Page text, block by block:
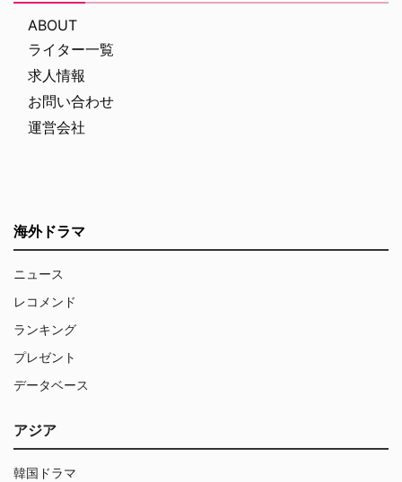
ABOUT
ライター一覧
求人情報
お問い合わせ
運営会社
海外ドラマ
ニュース
レコメンド
ランキング
プレゼント
データベース
アジア
韓国ドラマ